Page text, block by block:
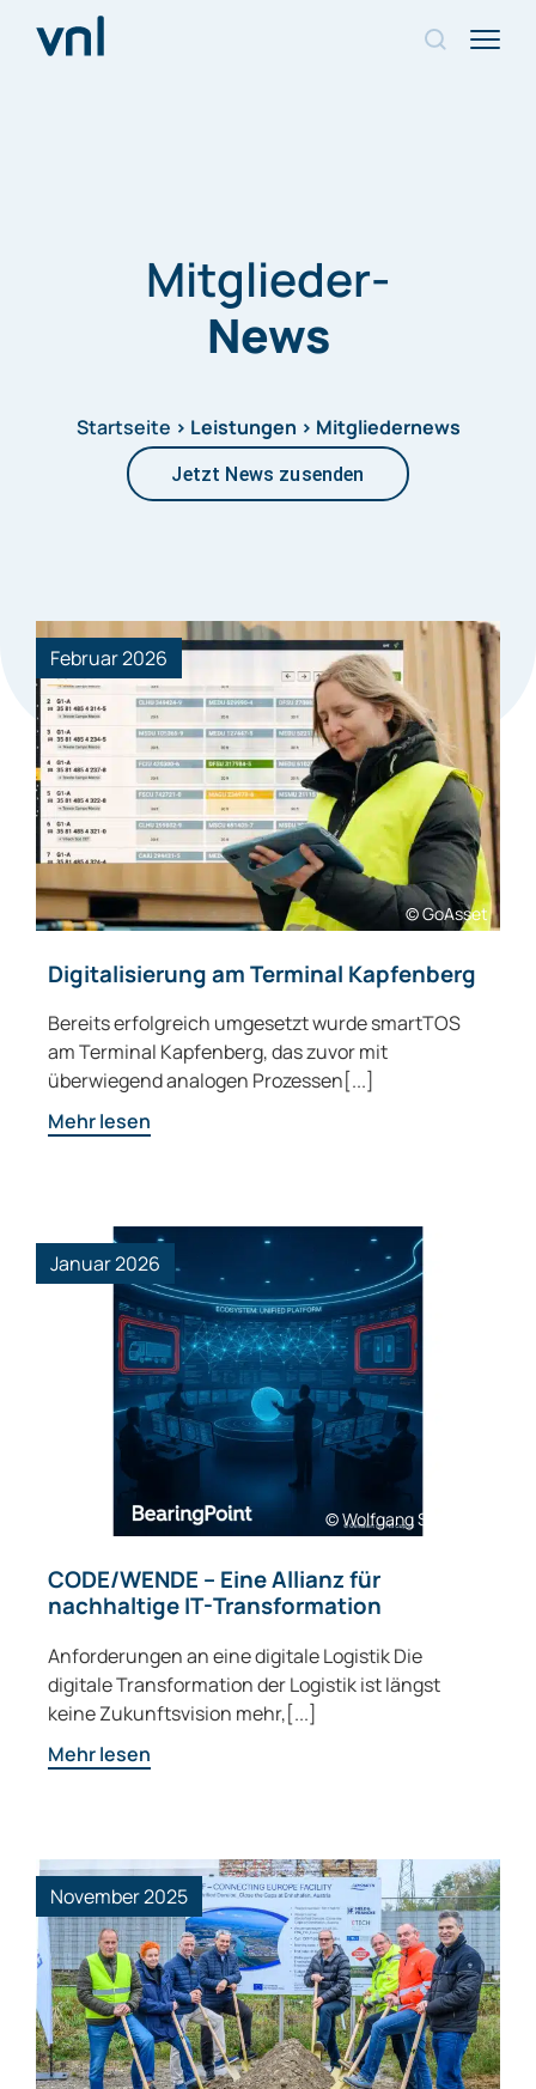
Mitglieder-
News
Startseite > Leistungen > Mitgliedernews
Jetzt News zusenden
Februar 2026
© GoAsset
Digitalisierung am Terminal Kapfenberg
Bereits erfolgreich umgesetzt wurde smartTOS
am Terminal Kapfenberg, das zuvor mit
überwiegend analogen Prozessen[...]
Mehr lesen
Januar 2026
© Wolfgang Simlinger
CODE/WENDE – Eine Allianz für
nachhaltige IT-Transformation
Anforderungen an eine digitale Logistik Die
digitale Transformation der Logistik ist längst
keine Zukunftsvision mehr,[...]
Mehr lesen
November 2025